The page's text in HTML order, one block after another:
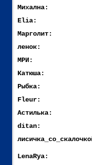
Михална:
Elia:
Марголит:
ленок:
МРИ:
Катюша:
Рыбка:
Fleur:
Астилька:
ditan:
LenaRya: